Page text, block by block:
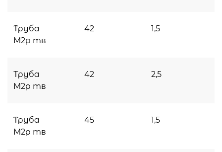
Труба
М2р тв
42 1,5
Труба
М2р тв
42 2,5
Труба
М2р тв
45 1,5